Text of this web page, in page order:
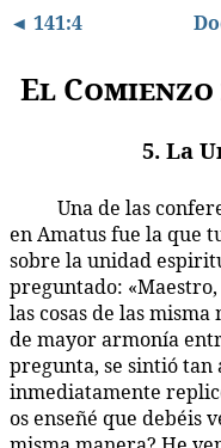
◄ 141:4
El
5. La
Una de las
en Amatus fue la que
sobre la unidad
preguntado:
las cosas de las
de mayor armonía
pregunta, se sintió tan
inmediatamente
os enseñé que debéis